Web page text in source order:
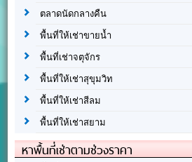
ตลาดนัดกลางคืน
พื้นที่ให้เช่าขายน้ำ
พื้นที่เช่าจตุจักร
พื้นที่ให้เช่าสุขุมวิท
พื้นที่ให้เช่าสีลม
พื้นที่ให้เช่าสยาม
หาพื้นที่เช่าตามช่วงราคา